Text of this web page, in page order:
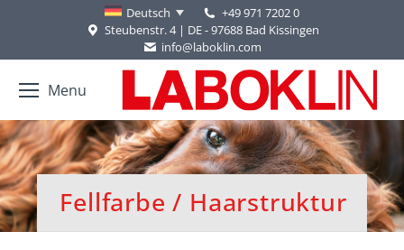
Deutsch
+49 971 7202 0
Steubenstr. 4 | DE - 97688 Bad Kissingen
info@laboklin.com
Menu
Fellfarbe / Haarstruktur
Sie befinden sich hier: